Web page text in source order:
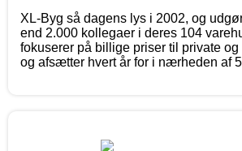
XL-Byg så dagens lys i 2002, og
end 2.000 kollegaer i deres 104
fokuserer på billige priser til private
og afsætter hvert år for i nærheden af